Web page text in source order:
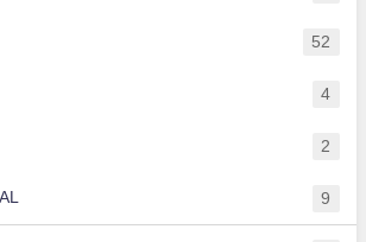
52
4
2
9